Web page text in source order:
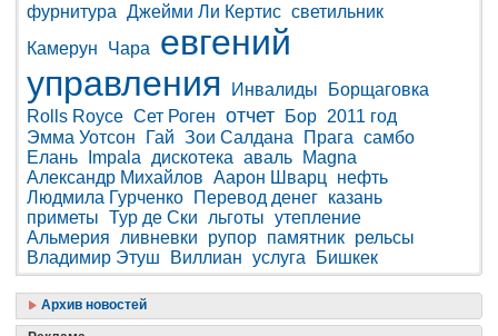
фурнитура Джейми Ли Кертис светильник
Камерун
Чара
евгений
управления
Инвалиды
Борщаговка
Rolls Royce Сет Роген отчет Бор 2011 год
Эмма Уотсон
Гай Зои Салдана Прага самбо
Елань
Impala дискотека аваль
Magna
Александр Михайлов Аарон Шварц
нефть
Людмила Гурченко
Перевод денег казань
приметы Тур де Ски льготы утепление
Альмерия
ливневки рупор памятник рельсы
Владимир Этуш
Виллиан услуга Бишкек
Архив новостей